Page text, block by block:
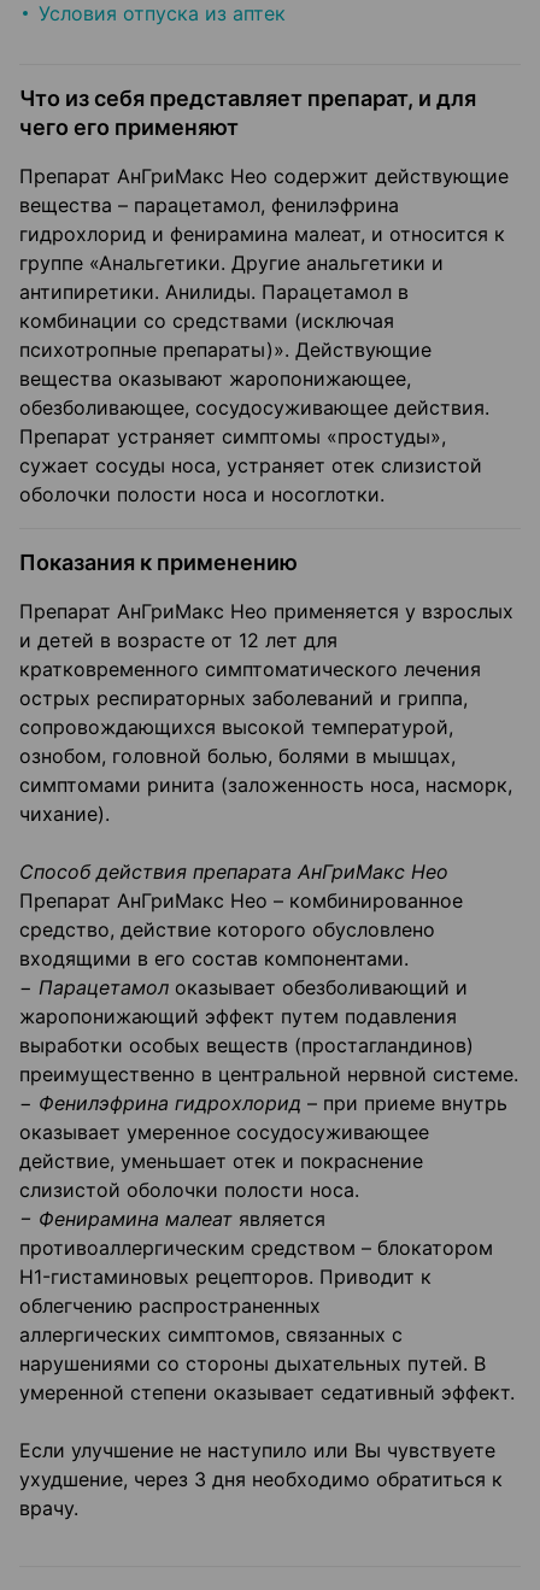
Условия отпуска из аптек
Что из себя представляет препарат, и для
чего его применяют
Препарат АнГриМакс Нео содержит действующие
вещества – парацетамол, фенилэфрина
гидрохлорид и фенирамина малеат, и относится к
группе «Анальгетики. Другие анальгетики и
антипиретики. Анилиды. Парацетамол в
комбинации со средствами (исключая
психотропные препараты)». Действующие
вещества оказывают жаропонижающее,
обезболивающее, сосудосуживающее действия.
Препарат устраняет симптомы «простуды»,
сужает сосуды носа, устраняет отек слизистой
оболочки полости носа и носоглотки.
Показания к применению
Препарат АнГриМакс Нео применяется у взрослых
и детей в возрасте от 12 лет для
кратковременного симптоматического лечения
острых респираторных заболеваний и гриппа,
сопровождающихся высокой температурой,
ознобом, головной болью, болями в мышцах,
симптомами ринита (заложенность носа, насморк,
чихание).
Способ действия препарата АнГриМакс Нео
Препарат АнГриМакс Нео – комбинированное
средство, действие которого обусловлено
входящими в его состав компонентами.
− Парацетамол оказывает обезболивающий и
жаропонижающий эффект путем подавления
выработки особых веществ (простагландинов)
преимущественно в центральной нервной системе.
− Фенилэфрина гидрохлорид – при приеме внутрь
оказывает умеренное сосудосуживающее
действие, уменьшает отек и покраснение
слизистой оболочки полости носа.
− Фенирамина малеат является
противоаллергическим средством – блокатором
H1-гистаминовых рецепторов. Приводит к
облегчению распространенных
аллергических симптомов, связанных с
нарушениями со стороны дыхательных путей. В
умеренной степени оказывает седативный эффект.
Если улучшение не наступило или Вы чувствуете
ухудшение, через 3 дня необходимо обратиться к
врачу.